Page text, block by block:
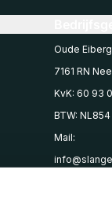
Oude
7161 RN
KvK: 60 93
BTW: NL854
Mail: